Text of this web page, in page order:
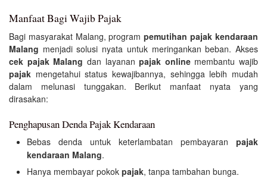
Manfaat Bagi Wajib Pajak
Bagi masyarakat Malang, programpemutihan pajak kendaraan
Malang menjadi solusi nyata untuk meringankan beban. Akses
cek pajak Malang dan layananpajak onlinemembantu wajib
pajak mengetahui status kewajibannya, sehingga lebih mudah
dalam melunasi tunggakan. Berikut manfaat nyata yang
dirasakan:
Penghapusan Denda Pajak Kendaraan
Bebas denda untuk keterlambatan pembayaran pajak
kendaraan Malang.
Hanya membayar pokok pajak, tanpa tambahan bunga.